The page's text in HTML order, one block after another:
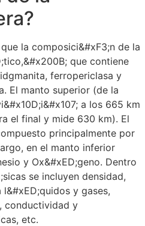
la composici&#xF3;n de la
que contiene
ferropericlasa y
El manto superior (de la
a los 665 km
el final y mide 630 km). El
principalmente por
en el manto inferior
y Ox&#xED;geno. Dentro
se incluyen densidad,
y gases,
conductividad y
etc.